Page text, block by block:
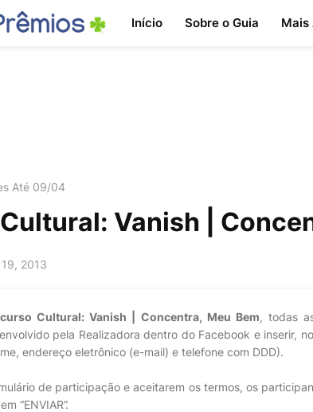
Início Sobre o Guia Mais
Até 09/04
Vanish |
2013
Cultural: Vanish | Concentra, Meu Bem, todas
pela Realizadora dentro do Facebook e inserir,
endereço eletrônico (e-mail) e telefone com DDD).
de participação e aceitarem os termos, os
“ENVIAR”.